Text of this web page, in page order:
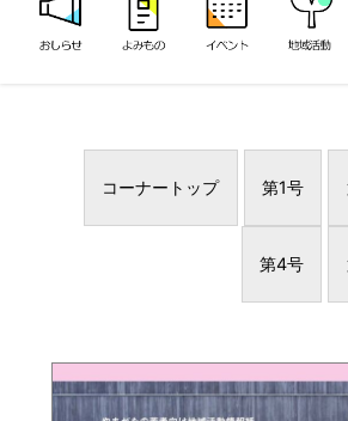
コーナートップ 第1号
第4号